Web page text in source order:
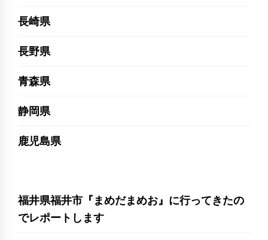
長崎県
長野県
青森県
静岡県
鹿児島県
福井県福井市『まめだまめお』に行ってきたの
でレポートします